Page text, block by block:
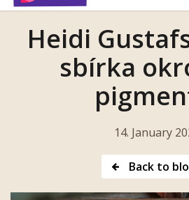
Heidi
sbírka
14. January
Back to